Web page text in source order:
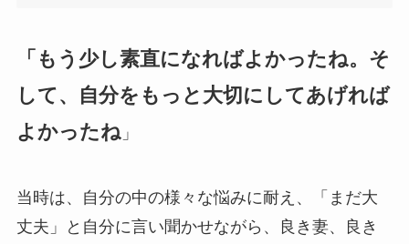
「もう少し素直になればよかったね。そ
して、自分をもっと大切にしてあげれば
よかったね 」
当時は、自分の中の様々な悩みに耐え、「まだ大
丈夫」と自分に言い聞かせながら、良き妻、良き